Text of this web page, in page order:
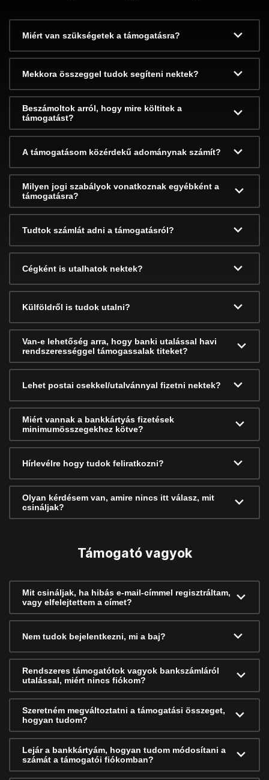
Miért van szükségetek a támogatásra?
Mekkora összeggel tudok segíteni nektek?
Beszámoltok arról, hogy mire költitek a
támogatást?
A támogatásom közérdekű adománynak számít?
Milyen jogi szabályok vonatkoznak egyébként a
támogatásra?
Tudtok számlát adni a támogatásról?
Cégként is utalhatok nektek?
Külföldről is tudok utalni?
Van-e lehetőség arra, hogy banki utalással havi
rendszerességgel támogassalak titeket?
Lehet postai csekkel/utalvánnyal fizetni nektek?
Miért vannak a bankkártyás fizetések
minimumösszegekhez kötve?
Hírlevélre hogy tudok feliratkozni?
Olyan kérdésem van, amire nincs itt válasz, mit
csináljak?
Támogató vagyok
Mit csináljak, ha hibás e-mail-címmel regisztráltam,
vagy elfelejtettem a címet?
Nem tudok bejelentkezni, mi a baj?
Rendszeres támogatótok vagyok bankszámláról
utalással, miért nincs fiókom?
Szeretném megváltoztatni a támogatási összeget,
hogyan tudom?
Lejár a bankkártyám, hogyan tudom módosítani a
számát a támogatói fiókomban?